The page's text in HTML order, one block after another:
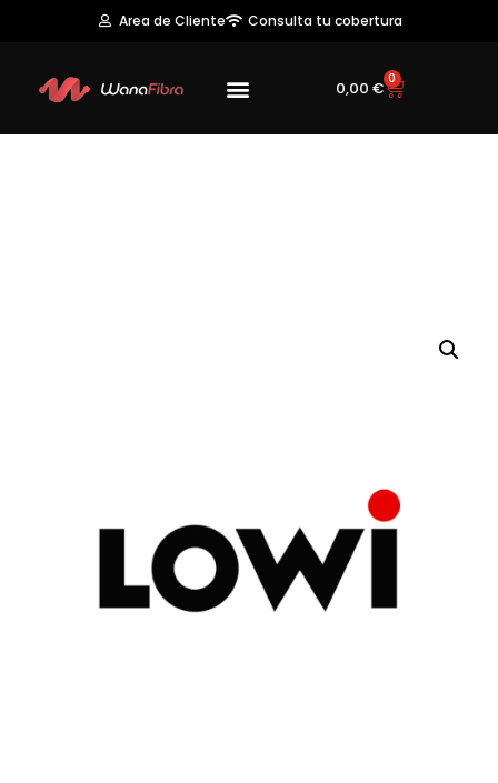
Area de Cliente Consulta tu cobertura
0,00 € 0